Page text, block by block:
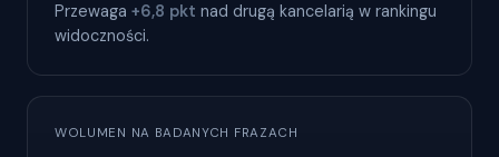
Przewaga +6,8 pkt nad drugą kancelarią w rankingu
widoczności.
WOLUMEN NA BADANYCH FRAZACH